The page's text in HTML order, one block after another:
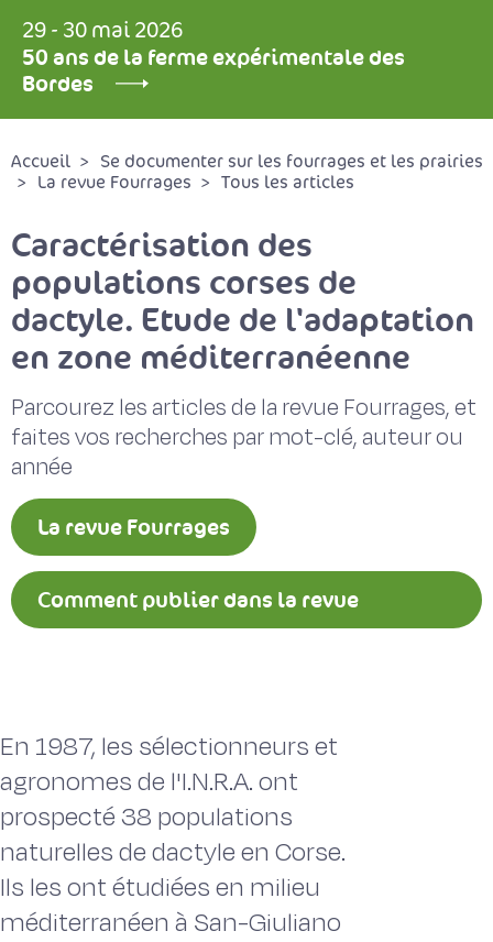
29 - 30 mai 2026
50 ans de la ferme expérimentale des
Bordes
Accueil
Se documenter sur les fourrages et les prairies
La revue Fourrages
Tous les articles
Caractérisation des
populations corses de
dactyle. Etude de l'adaptation
en zone méditerranéenne
Parcourez les articles de la revue Fourrages, et
faites vos recherches par mot-clé, auteur ou
année
La revue Fourrages
Comment publier dans la revue
En 1987, les sélectionneurs et
agronomes de l'I.N.R.A. ont
prospecté 38 populations
naturelles de dactyle en Corse.
Ils les ont étudiées en milieu
méditerranéen à San-Giuliano